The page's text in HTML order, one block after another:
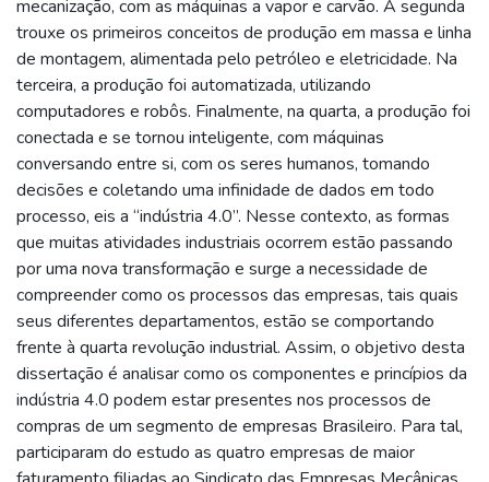
mecanização, com as máquinas a vapor e carvão. A segunda
trouxe os primeiros conceitos de produção em massa e linha
de montagem, alimentada pelo petróleo e eletricidade. Na
terceira, a produção foi automatizada, utilizando
computadores e robôs. Finalmente, na quarta, a produção foi
conectada e se tornou inteligente, com máquinas
conversando entre si, com os seres humanos, tomando
decisões e coletando uma infinidade de dados em todo
processo, eis a “indústria 4.0”. Nesse contexto, as formas
que muitas atividades industriais ocorrem estão passando
por uma nova transformação e surge a necessidade de
compreender como os processos das empresas, tais quais
seus diferentes departamentos, estão se comportando
frente à quarta revolução industrial. Assim, o objetivo desta
dissertação é analisar como os componentes e princípios da
indústria 4.0 podem estar presentes nos processos de
compras de um segmento de empresas Brasileiro. Para tal,
participaram do estudo as quatro empresas de maior